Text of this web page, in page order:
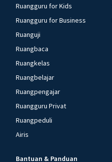
Ruangguru for Kids
Ruangguru for Business
Ruanguji
Ruangbaca
Ruangkelas
Ruangbelajar
Ruangpengajar
Ruangguru Privat
Ruangpeduli
Airis
Bantuan & Panduan